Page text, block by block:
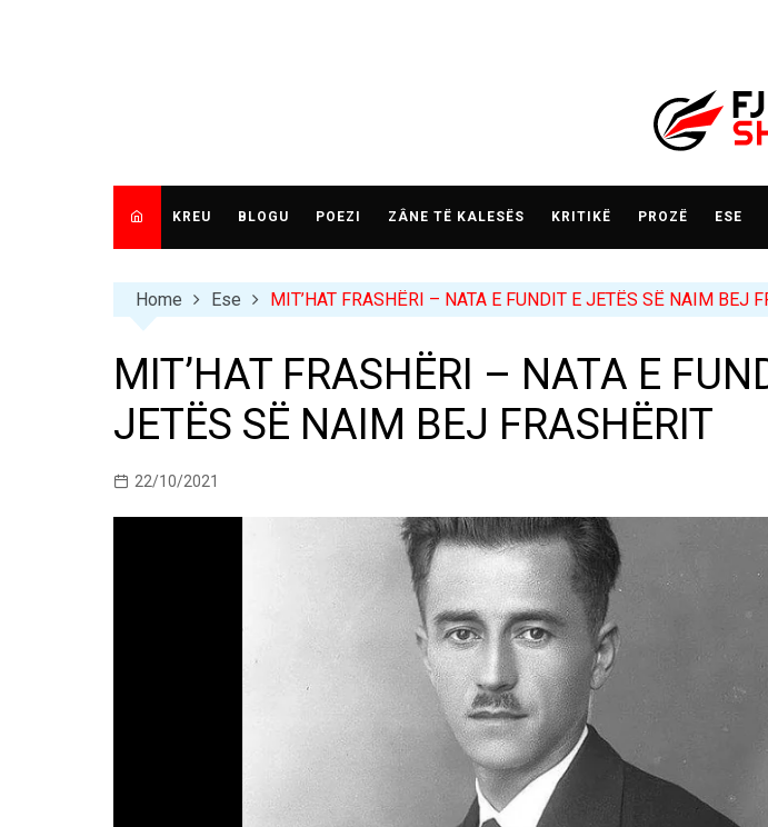
KREU BLOGU POEZI ZÂNE TË KALESËS KRITIKË PROZË ESE
Home Ese MIT’HAT FRASHËRI – NATA E FUNDIT E JETËS SË NAIM BEJ
MIT’HAT FRASHËRI – NATA E
JETËS SË NAIM BEJ FRASHËRIT
22/10/2021